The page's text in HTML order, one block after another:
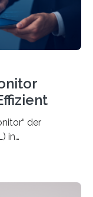
der
in
in ihrer